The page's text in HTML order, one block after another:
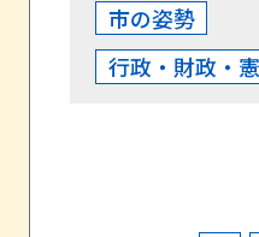
市の姿勢
行政・財政・